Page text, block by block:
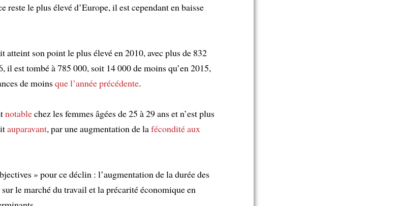
reste le plus élevé d’Europe, il est cependant en baisse
atteint son point le plus élevé en 2010, avec plus de 832
il est tombé à 785 000, soit 14 000 de moins qu’en 2015,
de moinsque l’année précédente.
notablechez les femmes âgées de 25 à 29 ans et n’est plus
auparavant, par une augmentation de laféconditéaux
» pour ce déclin : l’augmentation de la durée des
le marché du travail et la précarité économique en